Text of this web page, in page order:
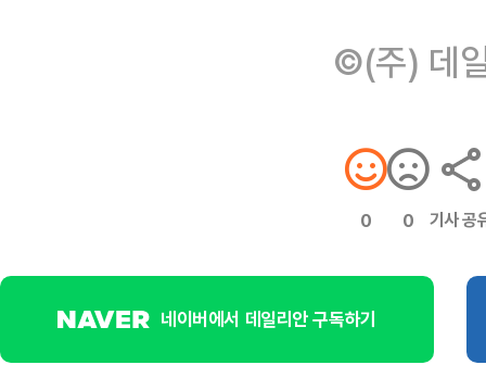
©(주) 데
0 0 기사 공
네이버에서 데일리안 구독하기